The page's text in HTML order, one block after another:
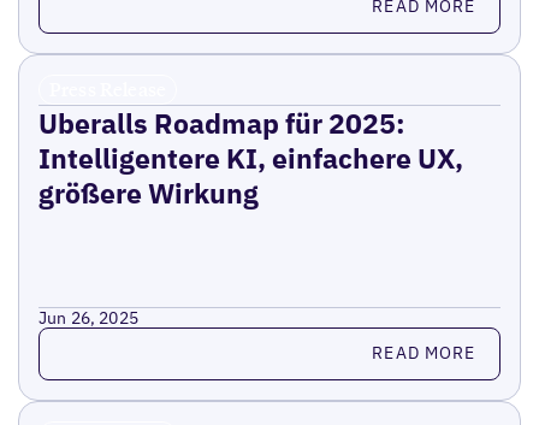
READ MORE
Uberalls Roadmap für 2025:
Intelligentere KI, einfachere UX,
größere Wirkung
Jun 26, 2025
Read more READ MORE